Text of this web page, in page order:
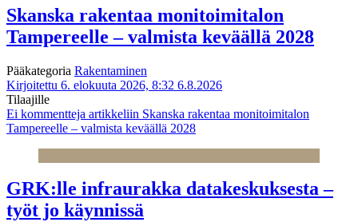
Skanska rakentaa monitoimitalon
Tampereelle – valmista keväällä 2028
Pääkategoria Rakentaminen
Kirjoitettu 6. elokuuta 2026, 8:32 6.8.2026
Tilaajille
Ei kommentteja artikkeliin Skanska rakentaa monitoimitalon
Tampereelle – valmista keväällä 2028
GRK:lle infraurakka datakeskuksesta –
työt jo käynnissä